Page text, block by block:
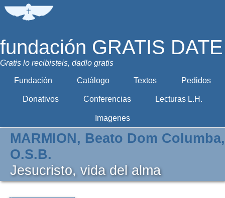
fundación GRATIS DATE
Gratis lo recibisteis, dadlo gratis
Fundación Catálogo Textos Pedidos
Donativos Conferencias Lecturas L.H.
Imagenes
MARMION, Beato Dom Columba,
O.S.B.
Jesucristo, vida del alma